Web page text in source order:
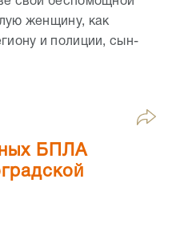
женщину, как
и полиции, сын-
БПЛА